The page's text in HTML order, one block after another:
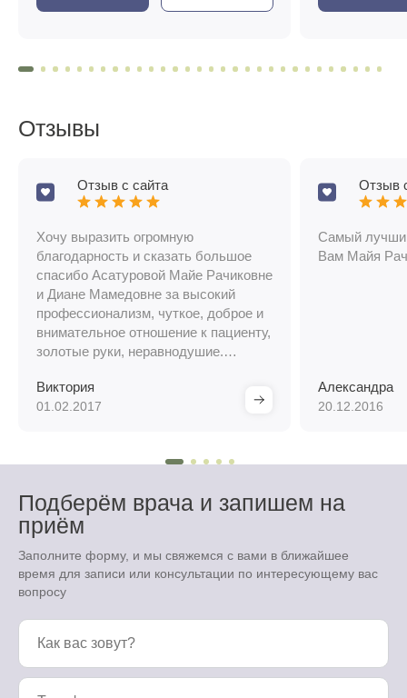
Отзывы
Отзыв с сайта
Хочу выразить огромную
благодарность и сказать большое
спасибо Асатуровой Майе Рачиковне
и Диане Мамедовне за высокий
профессионализм, чуткое, доброе и
внимательное отношение к пациенту,
золотые руки, неравнодушие.
вам пожелать доброго здоровья,
счастья, удачи! Приятная, уютная,
Очень довольна проделанной
пилотажа.
Виктория
01.02.2017
Отзыв
Самый
Вам Майя
Александра
20.12.2016
Подберём врача и запишем на
приём
Заполните форму, и мы свяжемся с вами в ближайшее
время для записи или консультации по интересующему вас
вопросу